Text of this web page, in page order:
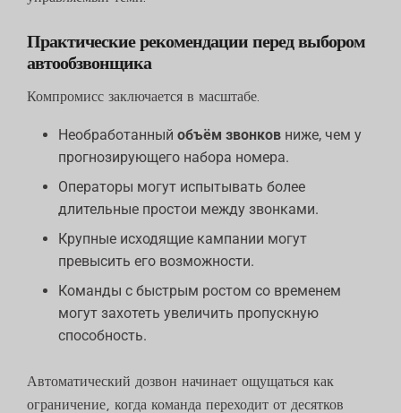
Практические рекомендации перед выбором
автообзвонщика
Компромисс заключается в масштабе.
Необработанный объём звонков ниже, чем у
прогнозирующего набора номера.
Операторы могут испытывать более
длительные простои между звонками.
Крупные исходящие кампании могут
превысить его возможности.
Команды с быстрым ростом со временем
могут захотеть увеличить пропускную
способность.
Автоматический дозвон начинает ощущаться как
ограничение, когда команда переходит от десятков